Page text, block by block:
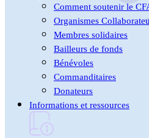
Comment soutenir le
Organismes
Membres solidaires
Bailleurs de fonds
Bénévoles
Commanditaires
Donateurs
Informations et ressources